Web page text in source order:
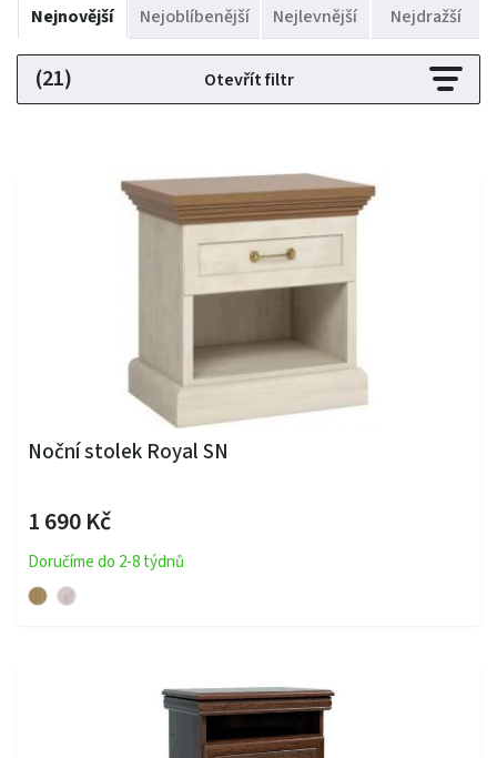
Nejnovější Nejoblíbenější Nejlevnější Nejdražší
(21) Otevřít filtr
Noční stolek Royal SN
1 690 Kč
Doručíme do 2-8 týdnů